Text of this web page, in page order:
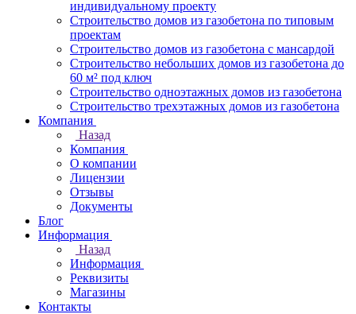
индивидуальному проекту
Строительство домов из газобетона по типовым
проектам
Строительство домов из газобетона с мансардой
Строительство небольших домов из газобетона до
60 м² под ключ
Строительство одноэтажных домов из газобетона
Строительство трехэтажных домов из газобетона
Компания
Назад
Компания
О компании
Лицензии
Отзывы
Документы
Блог
Информация
Назад
Информация
Реквизиты
Магазины
Контакты